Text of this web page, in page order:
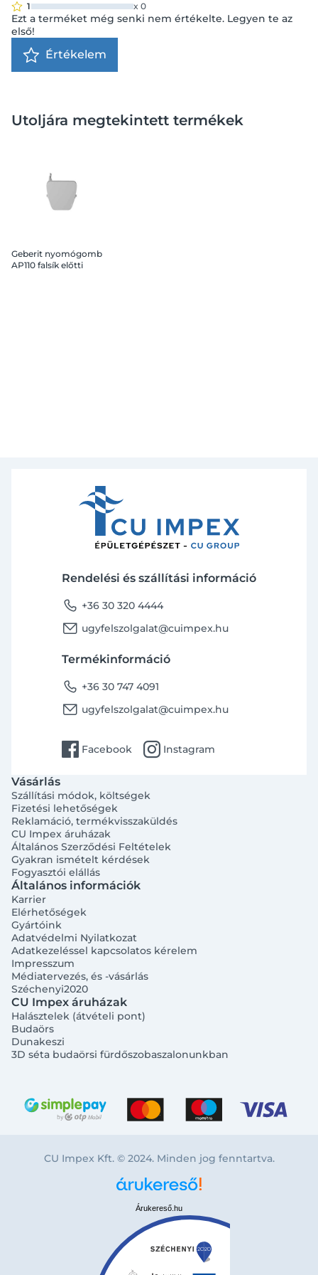
Bejelentkezés e-mail-címmel
1 x 0
Ezt a terméket még senki nem értékelte. Legyen te az
első!
Értékelem
Utoljára megtekintett termékek
Geberit nyomógomb
AP110 falsík előtti
Rendelési és szállítási információ
phone +36 30 320 4444
email ugyfelszolgalat@cuimpex.hu
Termékinformáció
phone +36 30 747 4091
email ugyfelszolgalat@cuimpex.hu
facebook Facebook instagram Instagram
Vásárlás
Szállítási módok, költségek
Fizetési lehetőségek
Reklamáció, termékvisszaküldés
CU Impex áruházak
Általános Szerződési Feltételek
Gyakran ismételt kérdések
Fogyasztói elállás
Általános információk
Karrier
Elérhetőségek
Gyártóink
Adatvédelmi Nyilatkozat
Adatkezeléssel kapcsolatos kérelem
Impresszum
Médiatervezés, és -vásárlás
Széchenyi2020
CU Impex áruházak
Halásztelek (átvételi pont)
Budaörs
Dunakeszi
3D séta budaörsi fürdőszobaszalonunkban
CU Impex Kft. © 2024. Minden jog fenntartva.
Árukereső.hu